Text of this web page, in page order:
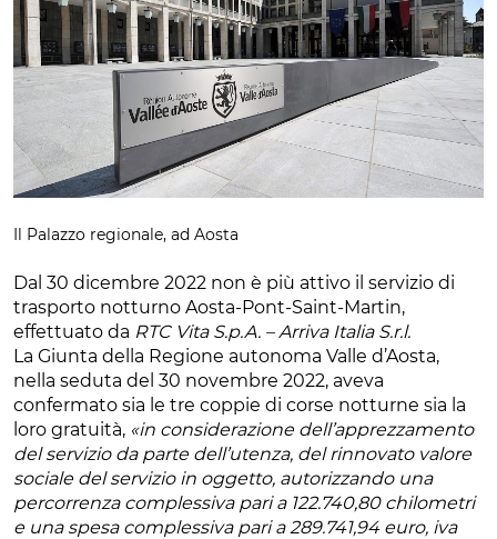
Il Palazzo regionale, ad Aosta
Dal 30 dicembre 2022 non è più attivo il servizio di
trasporto notturno Aosta-Pont-Saint-Martin,
effettuato da RTC Vita S.p.A. – Arriva Italia S.r.l.
La Giunta della Regione autonoma Valle d’Aosta,
nella seduta del 30 novembre 2022, aveva
confermato sia le tre coppie di corse notturne sia la
loro gratuità, «in considerazione dell’apprezzamento
del servizio da parte dell’utenza, del rinnovato valore
sociale del servizio in oggetto, autorizzando una
percorrenza complessiva pari a 122.740,80 chilometri
e una spesa complessiva pari a 289.741,94 euro, iva